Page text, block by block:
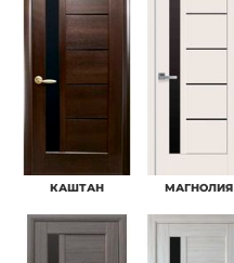
КАШТАН МАГНОЛИЯ